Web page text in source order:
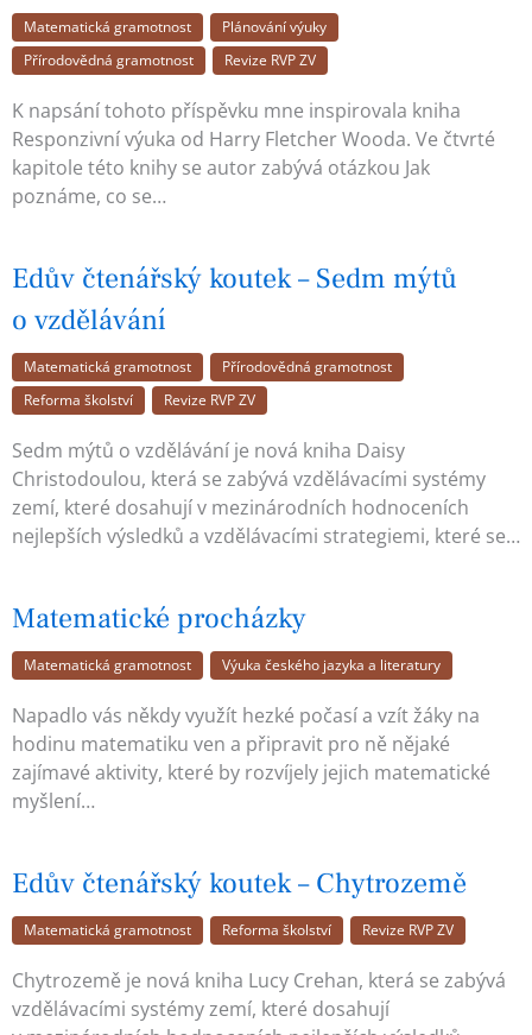
Matematická gramotnost
Plánování výuky
Přírodovědná gramotnost
Revize RVP ZV
K napsání tohoto příspěvku mne inspirovala kniha
Responzivní výuka od Harry Fletcher Wooda. Ve čtvrté
kapitole této knihy se autor zabývá otázkou Jak
poznáme, co se…
Edův čtenářský koutek – Sedm mýtů
o vzdělávání
Matematická gramotnost
Přírodovědná gramotnost
Reforma školství
Revize RVP ZV
Sedm mýtů o vzdělávání je nová kniha Daisy
Christodoulou, která se zabývá vzdělávacími systémy
zemí, které dosahují v mezinárodních hodnoceních
nejlepších výsledků a vzdělávacími strategiemi, které se…
Matematické procházky
Matematická gramotnost Výuka českého jazyka a literatury
Napadlo vás někdy využít hezké počasí a vzít žáky na
hodinu matematiku ven a připravit pro ně nějaké
zajímavé aktivity, které by rozvíjely jejich matematické
myšlení…
Edův čtenářský koutek – Chytrozemě
Matematická gramotnost Reforma školství Revize RVP ZV
Chytrozemě je nová kniha Lucy Crehan, která se zabývá
vzdělávacími systémy zemí, které dosahují